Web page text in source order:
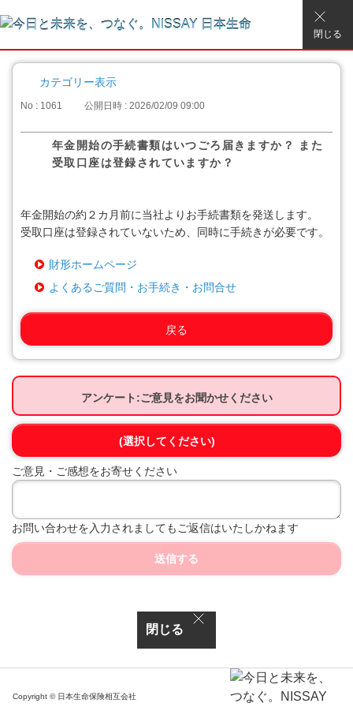
閉じる
カテゴリー表示
No : 1061 公開日時 : 2026/02/09 09:00
年金開始の手続書類はいつごろ届きますか？ また
受取口座は登録されていますか？
年金開始の約２カ月前に当社よりお手続書類を発送します。
受取口座は登録されていないため、同時に手続きが必要です。
財形ホームページ
よくあるご質問・お手続き・お問合せ
戻る
アンケート:ご意見をお聞かせください
(選択してください)
ご意見・ご感想をお寄せください
お問い合わせを入力されましてもご返信はいたしかねます
送信する
閉じる
Copyright © 日本生命保険相互会社